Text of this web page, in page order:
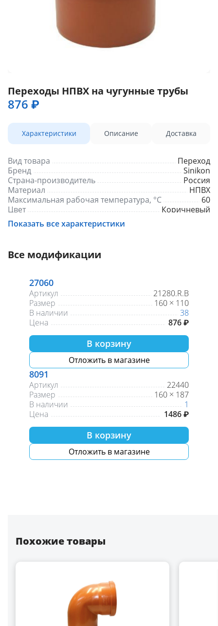
Переходы НПВХ на чугунные трубы
876 ₽
Характеристики Описание Доставка
Вид товара
Переход
Бренд
Sinikon
Страна-производитель
Россия
Материал
НПВХ
Максимальная рабочая температура, °С
60
Цвет
Коричневый
Показать все характеристики
Все модификации
27060
Артикул
21280.R.B
Размер
160 × 110
В наличии
38
Цена
876 ₽
В корзину
Отложить в магазине
8091
Артикул
22440
Размер
160 × 187
В наличии
1
Цена
1486 ₽
В корзину
Отложить в магазине
Похожие товары